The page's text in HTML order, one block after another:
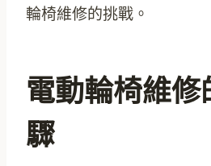
輪椅維修的挑戰。
電動輪椅維修
驟